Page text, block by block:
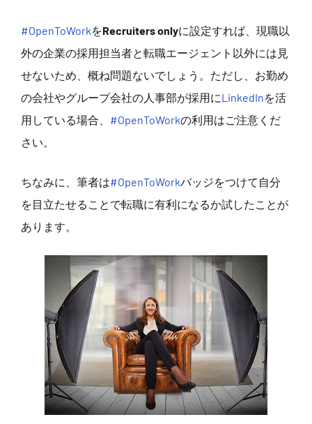
#OpenToWorkをRecruiters onlyに設定すれば、現職以
外の企業の採用担当者と転職エージェント以外には見
せないため、概ね問題ないでしょう。ただし、お勤め
の会社やグループ会社の人事部が採用にLinkedInを活
用している場合、 #OpenToWorkの利用はご注意くだ
さい。
ちなみに、筆者は#OpenToWorkバッジをつけて自分
を目立たせることで転職に有利になるか試したことが
あります。